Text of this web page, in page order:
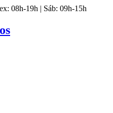
08h-19h | Sáb: 09h-15h